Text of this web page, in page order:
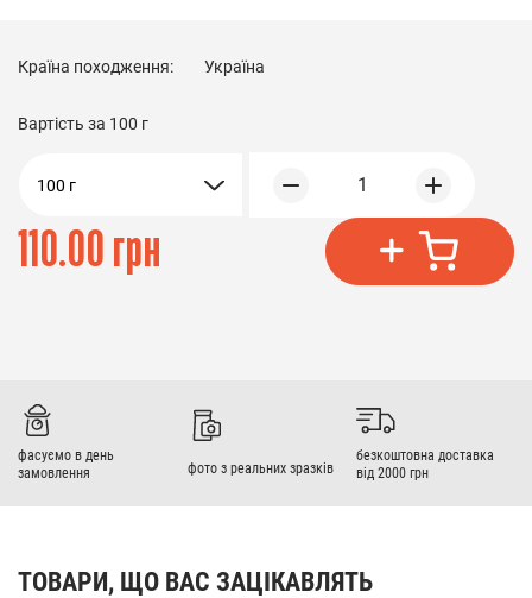
Країна походження: Україна
Вартість за 100 г
100 г 1
110.00 грн
фасуємо в день
замовлення
фото з реальних зразків
безкоштовна доставка
від 2000 грн
ТОВАРИ, ЩО ВАС ЗАЦІКАВЛЯТЬ